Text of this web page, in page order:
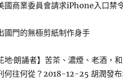
國商業委員會請求iPhone入口
國門的無極剪紙制作身手
花地·朗誦者】苦茶、濃煙、老酒
何往何從？2018-12-25 胡潤發